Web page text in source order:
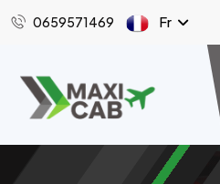
0659571469 Fr